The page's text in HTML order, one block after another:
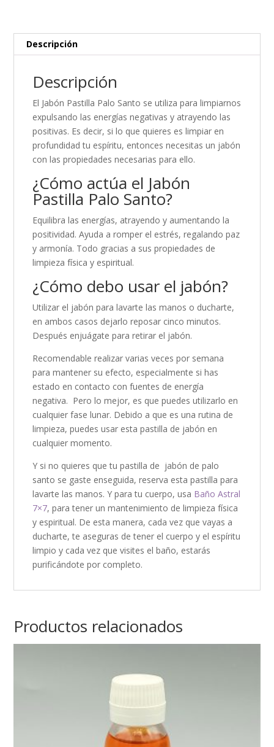
Descripción
Descripción
El Jabón Pastilla Palo Santo se utiliza para limpiarnos
expulsando las energías negativas y atrayendo las
positivas. Es decir, si lo que quieres es limpiar en
profundidad tu espíritu, entonces necesitas un jabón
con las propiedades necesarias para ello.
¿Cómo actúa el Jabón
Pastilla Palo Santo?
Equilibra las energías, atrayendo y aumentando la
positividad. Ayuda a romper el estrés, regalando paz
y armonía. Todo gracias a sus propiedades de
limpieza física y espiritual.
¿Cómo debo usar el jabón?
Utilizar el jabón para lavarte las manos o ducharte,
en ambos casos dejarlo reposar cinco minutos.
Después enjuágate para retirar el jabón.
Recomendable realizar varias veces por semana
para mantener su efecto, especialmente si has
estado en contacto con fuentes de energía
negativa. Pero lo mejor, es que puedes utilizarlo en
cualquier fase lunar. Debido a que es una rutina de
limpieza, puedes usar esta pastilla de jabón en
cualquier momento.
Y si no quieres que tu pastilla de jabón de palo
santo se gaste enseguida, reserva esta pastilla para
lavarte las manos. Y para tu cuerpo, usa Baño Astral
7×7, para tener un mantenimiento de limpieza física
y espiritual. De esta manera, cada vez que vayas a
ducharte, te aseguras de tener el cuerpo y el espíritu
limpio y cada vez que visites el baño, estarás
purificándote por completo.
Productos relacionados